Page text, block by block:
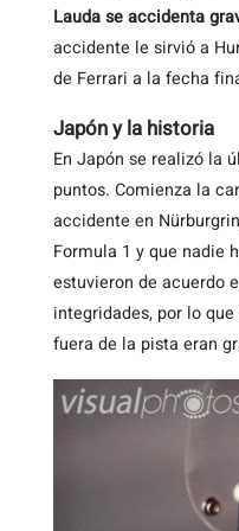
Lauda se accidenta
accidente le sirvió a
de Ferrari a la fecha
Japón y la historia
En Japón se realizó la
puntos. Comienza la
accidente en
Formula 1 y que nadie
estuvieron de acuerdo
integridades, por lo que
fuera de la pista eran